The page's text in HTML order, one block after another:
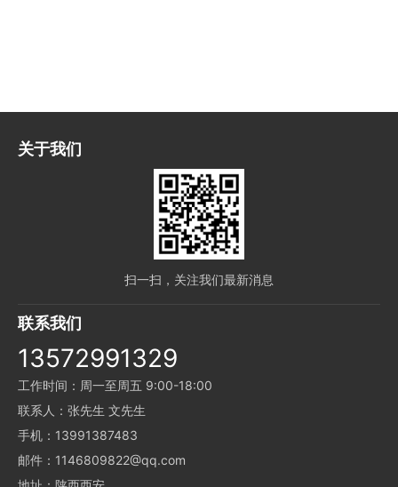
关于我们
扫一扫，关注我们最新消息
联系我们
13572991329
工作时间：周一至周五 9:00-18:00
联系人：张先生 文先生
手机：13991387483
邮件：1146809822@qq.com